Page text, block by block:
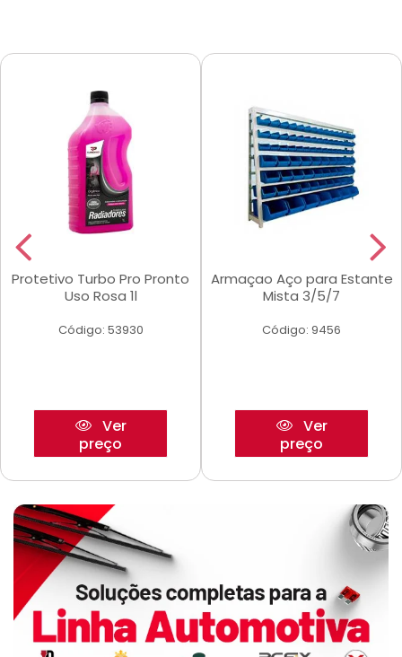
Protetivo Turbo Pro Pronto
Uso Rosa 1l
Código: 53930
Ver
preço
Armaçao Aço para Estante
Mista 3/5/7
Código: 9456
Ver
preço